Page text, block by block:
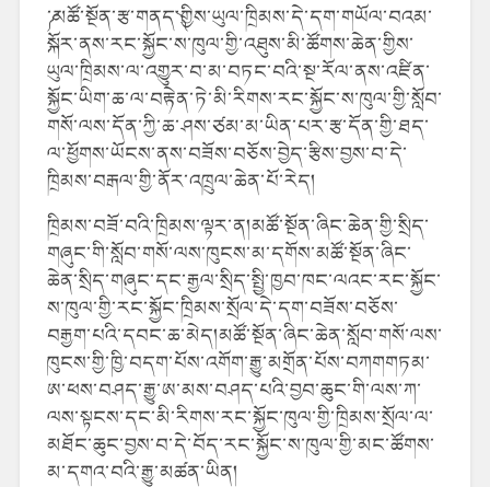
༼་མཚོ་སྔོན་རྩ་གནད་༽གྱིས་ཡུལ་ཁྲིམས་དེ་དག་གཡོལ་བའམ་
སྐོར་ནས་རང་སྐྱོང་ས་ཁུལ་གྱི་འཐུས་མི་ཚོགས་ཆེན་གྱིས་
ཡུལ་ཁྲིམས་ལ་འགྱུར་བ་མ་བཏང་བའི་སྔ་རོལ་ནས་འཛིན་
སྐྱོང་ཡིག་ཆ་ལ་བརྟེན་ཏེ་མི་རིགས་རང་སྐྱོང་ས་ཁུལ་གྱི་སློབ་
གསོ་ལས་དོན་ཀྱི་ཆ་ཤས་ཙམ་མ་ཡིན་པར་རྩ་དོན་གྱི་ཐད་
ལ་ཕྱོགས་ཡོངས་ནས་བཟོས་བཅོས་བྱེད་རྩིས་བྱས་བ་དེ་
ཁྲིམས་བརྒལ་གྱི་ནོར་འཁྲུལ་ཆེན་པོ་རེད།
ཁྲིམས་བཟོ་བའི་ཁྲིམས་ལྟར་ན།མཚོ་སྔོན་ཞིང་ཆེན་གྱི་སྲིད་
གཞུང་གི་སློབ་གསོ་ལས་ཁུངས་མ་དགོས་མཚོ་སྔོན་ཞིང་
ཆེན་སྲིད་གཞུང་དང་རྒྱལ་སྲིད་སྤྱི་ཁྱབ་ཁང་ལའང་རང་སྐྱོང་
ས་ཁུལ་གྱི་རང་སྐྱོང་ཁྲིམས་སྲོལ་དེ་དག་བཟོས་བཅོས་
བརྒྱག་པའི་དབང་ཆ་མེད།མཚོ་སྔོན་ཞིང་ཆེན་སློབ་གསོ་ལས་
ཁུངས་གྱི་ཁྱི་བདག་པོས་འགོག་རྒྱུ་མགྲོན་པོས་བཀགགཏམ་
ཨ་ཕས་བཤད་རྒྱུ་ཨ་མས་བཤད་པའི་བྱབ་ཆུང་གི་ལས་ཀ་
ལས་སྟངས་དང་མི་རིགས་རང་སྐྱོང་ཁུལ་གྱི་ཁྲིམས་སྲོལ་ལ་
མཐོང་ཆུང་བྱས་བ་དེ་བོད་རང་སྐྱོང་ས་ཁུལ་གྱི་མང་ཚོགས་
མ་དགའ་བའི་རྒྱུ་མཚན་ཡིན།